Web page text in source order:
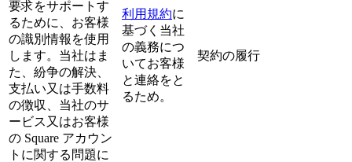
要求をサポートす
るために、お客様
の識別情報を使用
します。当社はま
た、紛争の解決、
支払い又は手数料
の徴収、当社のサ
ービス又はお客様
の Square アカウン
トに関する問題に
利用規約に
基づく当社
の義務につ
いてお客様
と連絡をと
るため。
契約の履行